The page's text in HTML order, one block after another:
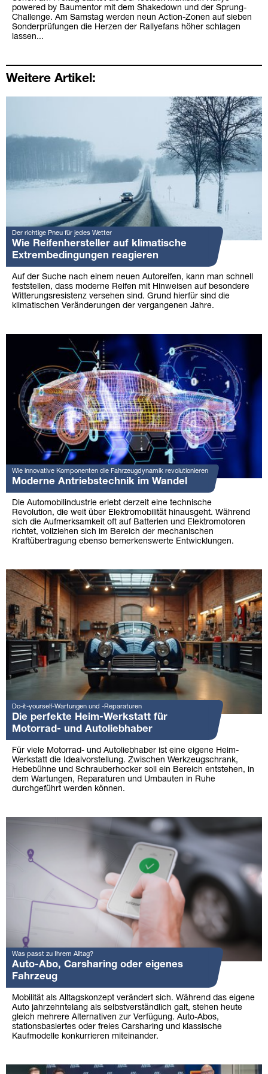
powered by Baumentor mit dem Shakedown und der Sprung-
Challenge. Am Samstag werden neun Action-Zonen auf sieben
Sonderprüfungen die Herzen der Rallyefans höher schlagen
lassen...
Weitere Artikel:
Der richtige Pneu für jedes Wetter
Wie Reifenhersteller auf klimatische
Extrembedingungen reagieren
Auf der Suche nach einem neuen Autoreifen, kann man schnell
feststellen, dass moderne Reifen mit Hinweisen auf besondere
Witterungsresistenz versehen sind. Grund hierfür sind die
klimatischen Veränderungen der vergangenen Jahre.
Wie innovative Komponenten die Fahrzeugdynamik revolutionieren
Moderne Antriebstechnik im Wandel
Die Automobilindustrie erlebt derzeit eine technische
Revolution, die weit über Elektromobilität hinausgeht. Während
sich die Aufmerksamkeit oft auf Batterien und Elektromotoren
richtet, vollziehen sich im Bereich der mechanischen
Kraftübertragung ebenso bemerkenswerte Entwicklungen.
Do-it-yourself-Wartungen und -Reparaturen
Die perfekte Heim-Werkstatt für
Motorrad- und Autoliebhaber
Für viele Motorrad- und Autoliebhaber ist eine eigene Heim-
Werkstatt die Idealvorstellung. Zwischen Werkzeugschrank,
Hebebühne und Schrauberhocker soll ein Bereich entstehen, in
dem Wartungen, Reparaturen und Umbauten in Ruhe
durchgeführt werden können.
Was passt zu Ihrem Alltag?
Auto-Abo, Carsharing oder eigenes
Fahrzeug
Mobilität als Alltagskonzept verändert sich. Während das eigene
Auto jahrzehntelang als selbstverständlich galt, stehen heute
gleich mehrere Alternativen zur Verfügung. Auto-Abos,
stationsbasiertes oder freies Carsharing und klassische
Kaufmodelle konkurrieren miteinander.